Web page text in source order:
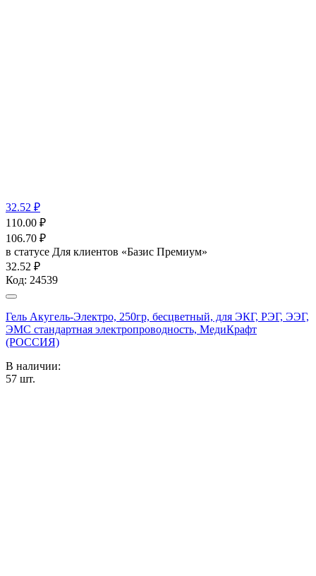
32.52 ₽
110.00 ₽
106.70 ₽
в статусе Для клиентов «Базис Премиум»
32.52 ₽
Код: 24539
Гель Акугель-Электро, 250гр, бесцветный, для ЭКГ, РЭГ, ЭЭГ,
ЭМС стандартная электропроводность, МедиКрафт
(РОССИЯ)
В наличии:
57 шт.